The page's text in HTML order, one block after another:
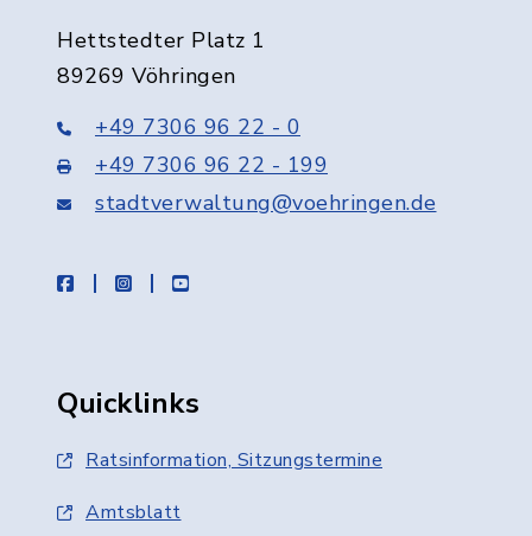
Hettstedter Platz 1
89269 Vöhringen
+49 7306 96 22 - 0
+49 7306 96 22 - 199
stadtverwaltung@voehringen.de
facebookinstagramyoutube
Quicklinks
Ratsinformation, Sitzungstermine
Amtsblatt